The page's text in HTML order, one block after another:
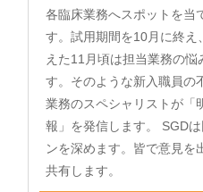
各臨床業務へスポットを当
す。試用期間を10月に終
えた11月頃は担当業務の悩
す。そのような新入職員の
業務のスペシャリストが「
報」を発信します。 SGD
ンを深めます。皆で意見を
共有します。